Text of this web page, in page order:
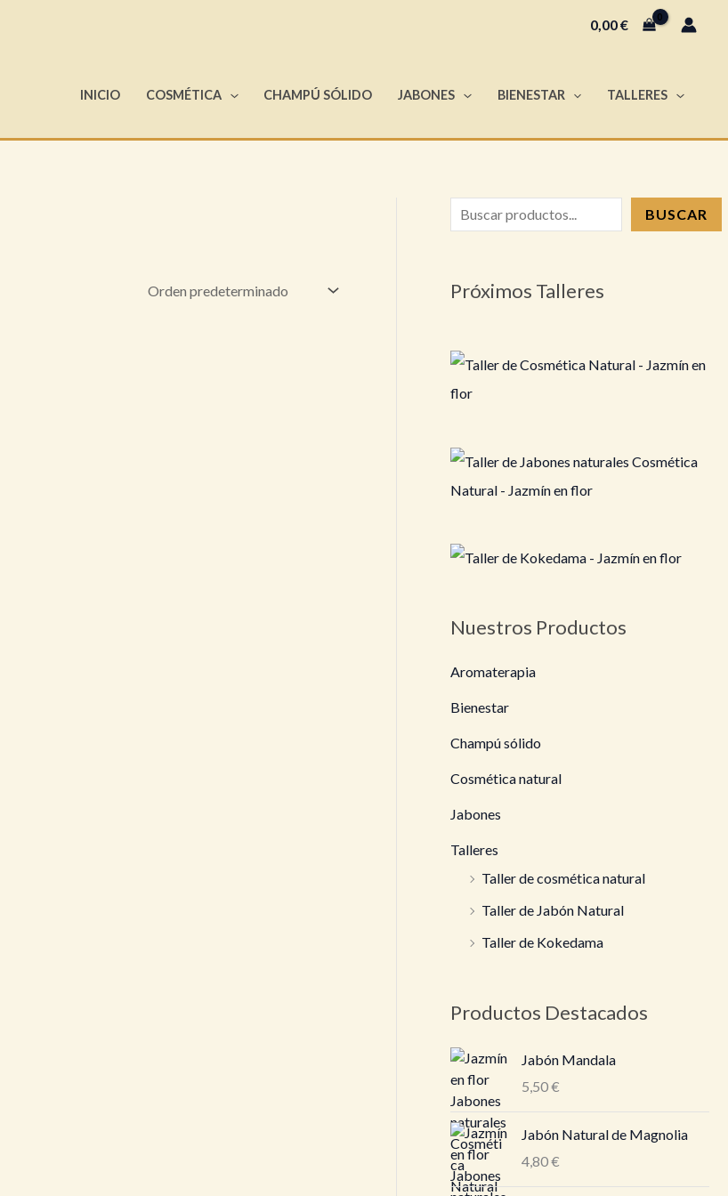
0,00€
INICIO COSMÉTICA CHAMPÚ SÓLIDO JABONES BIENESTAR TALLERES
c
BUSCAR
Próximos Talleres
Nuestros Productos
Aromaterapia
Bienestar
Champú sólido
Cosmética natural
Jabones
Talleres
Taller de cosmética natural
Taller de Jabón Natural
Taller de Kokedama
Productos Destacados
Jabón Mandala
5,50€
Jabón Natural de Magnolia
4,80€